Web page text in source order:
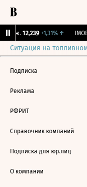
Бирж. 12,239 +1,31%↑
Ситуация на
Подписка
Реклама
РФРИТ
Справочник компаний
Подписка для юр.лиц
О компании